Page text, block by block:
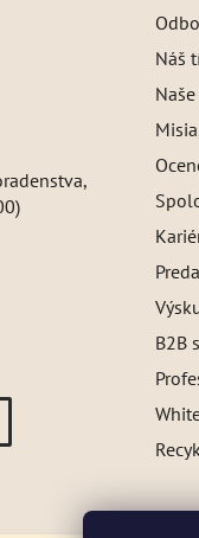
Náš
B2B